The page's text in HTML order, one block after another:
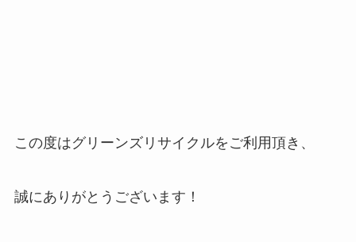
この度はグリーンズリサイクルをご利用頂き、
誠にありがとうございます！